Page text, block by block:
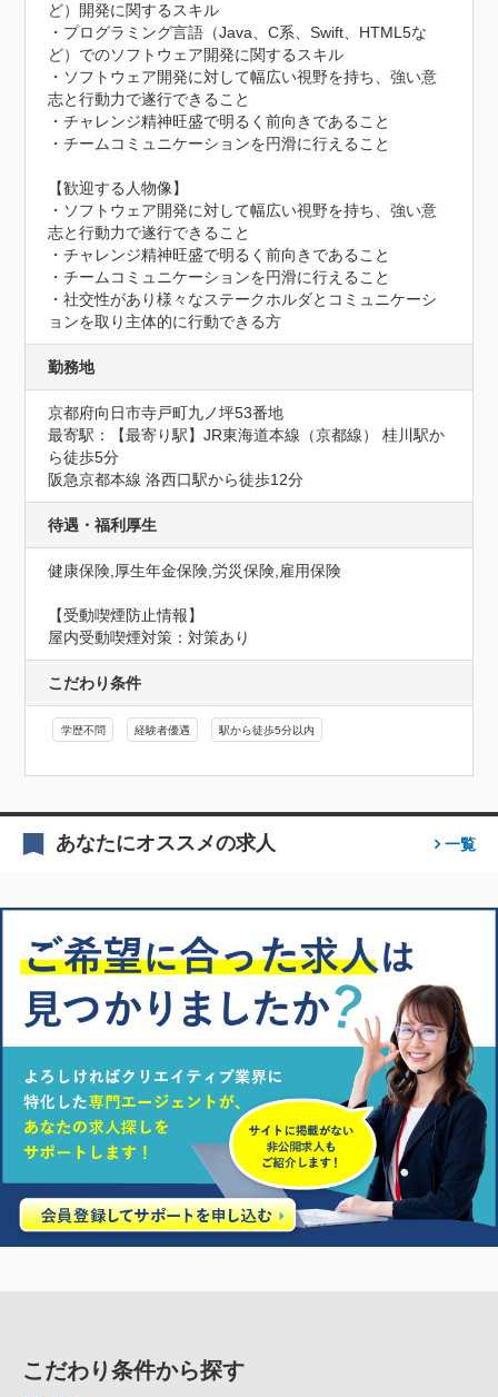
ど）開発に関するスキル
・プログラミング言語（Java、C系、Swift、HTML5な
ど）でのソフトウェア開発に関するスキル
・ソフトウェア開発に対して幅広い視野を持ち、強い意
志と行動力で遂行できること
・チャレンジ精神旺盛で明るく前向きであること
・チームコミュニケーションを円滑に行えること
【歓迎する人物像】
・ソフトウェア開発に対して幅広い視野を持ち、強い意
志と行動力で遂行できること
・チャレンジ精神旺盛で明るく前向きであること
・チームコミュニケーションを円滑に行えること
・社交性があり様々なステークホルダとコミュニケーシ
ョンを取り主体的に行動できる方
勤務地
京都府向日市寺戸町九ノ坪53番地
最寄駅：【最寄り駅】JR東海道本線（京都線） 桂川駅か
ら徒歩5分
阪急京都本線 洛西口駅から徒歩12分
待遇・福利厚生
健康保険,厚生年金保険,労災保険,雇用保険
【受動喫煙防止情報】
屋内受動喫煙対策：対策あり
こだわり条件
学歴不問 経験者優遇 駅から徒歩5分以内
あなたにオススメの求人 一覧
こだわり条件から探す